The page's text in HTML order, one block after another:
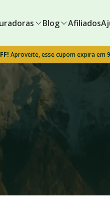
Blog Afiliados
Aproveite, esse cupom expira em